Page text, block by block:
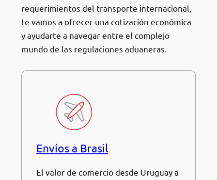
requerimientos del transporte internacional,
te vamos a ofrecer una cotización económica
y ayudarte a navegar entre el complejo
mundo de las regulaciones aduaneras.
Envíos a Brasil
El valor de comercio desde Uruguay a